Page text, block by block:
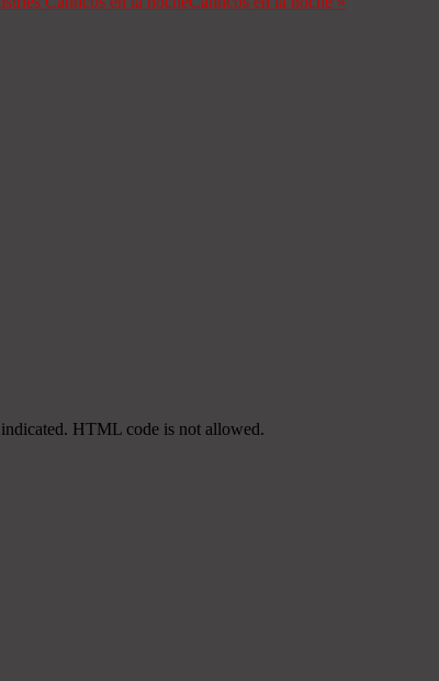
HTML code is not allowed.